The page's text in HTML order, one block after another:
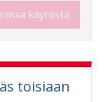
käytöstä
toisiaan